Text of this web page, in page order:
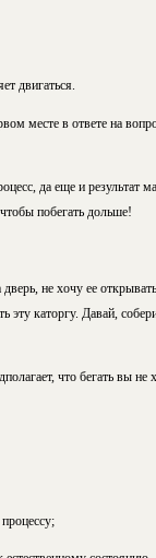
двигаться.
месте в ответе на
да еще и результат
побегать дольше!
не хочу ее
каторгу. Давай,
что бегать вы не